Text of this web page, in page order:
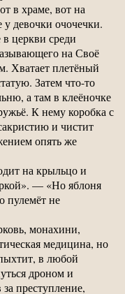
в храме, вот на
девочки очочечки.
церкви среди
на Своё
Хватает плетёный
Затем что-то
а там в клеёночке
К нему коробка с
и чистит
опять же
на крыльцо и
— «Но яблоня
пулемёт не
монахини,
медицина, но
в любой
дроном и
преступление,